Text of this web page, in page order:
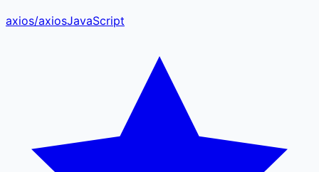
axios/axiosJavaScript